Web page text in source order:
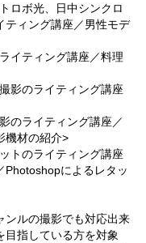
ロボ光、日中シンクロ
ティング講座／男性モデ
イティング講座／料理
影のライティング講座
のライティング講座／
機材の紹介>
トのライティング講座
Photoshopによるレタッ
ンルの撮影でも対応出来
目指している方を対象